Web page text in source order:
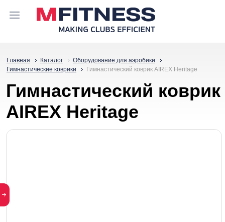
Главная Каталог
Оборудование для аэробики
Гимнастические коврики
Гимнастический коврик AIREX Heritage
Гимнастический коврик
AIREX Heritage